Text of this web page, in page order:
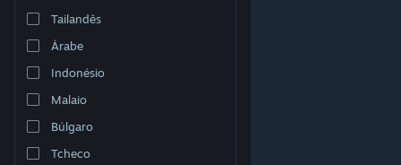
Ver versão para computadores
Tailandês
Árabe
Indonésio
Malaio
Búlgaro
Tcheco